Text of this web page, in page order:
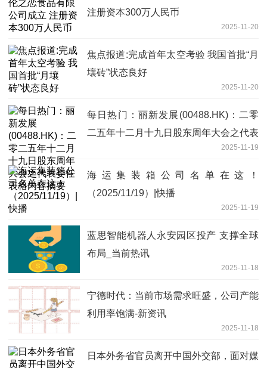
注册资本300万人民币
2025-11-20
焦点报道:完成首年太空考验 我国首批“月
壤砖”状态良好
2025-11-20
每日热门：丽新发展(00488.HK)：二零
二五年十二月十九日股东周年大会之代表
2025-11-19
海运集装箱公司名单在这！
（2025/11/19）|快播
2025-11-19
蓝思智能机器人永安园区投产 支撑全球
布局_当前热讯
2025-11-18
宁德时代：当前市场需求旺盛，公司产能
利用率饱满-新资讯
2025-11-18
日本外务省官员离开中国外交部，面对媒